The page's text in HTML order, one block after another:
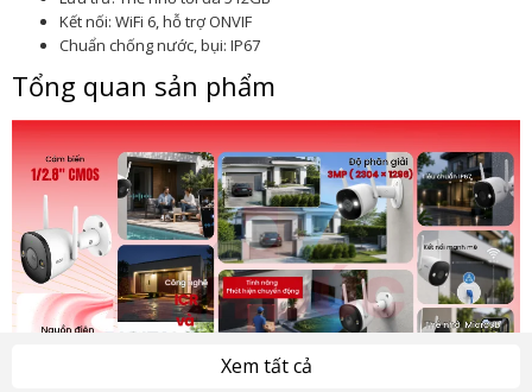
Kết nối: WiFi 6, hỗ trợ ONVIF
Chuẩn chống nước, bụi: IP67
Tổng quan sản phẩm
Xem tất cả